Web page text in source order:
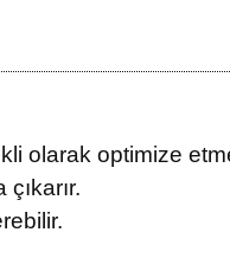
olarak optimize